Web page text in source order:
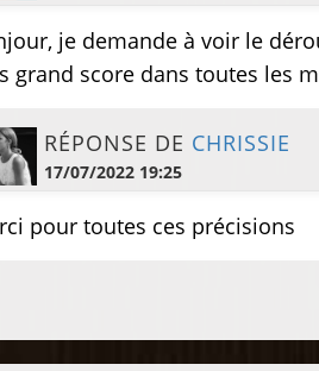
je demande à voir le
grand score dans toutes les
RÉPONSE DE CHRISSIE
17/07/2022 19:25
pour toutes ces précisions